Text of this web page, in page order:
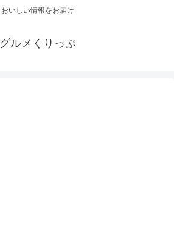
おいしい情報をお届け
グルメくりっぷ